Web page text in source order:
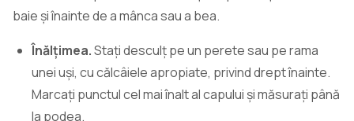
baie și înainte de a mânca sau a bea.
Înălțimea.Stați desculț pe un perete sau pe rama
unei uși, cu călcâiele apropiate, privind drept înainte.
Marcați punctul cel mai înalt al capului și măsurați până
la podea.